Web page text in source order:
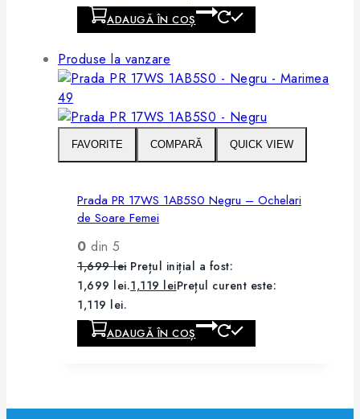
ADAUGĂ ÎN COȘ
Produse la vanzare
FAVORITE COMPARĂ QUICK VIEW
Prada PR 17WS 1AB5S0 Negru – Ochelari
de Soare Femei
0 din 5
1,699lei Prețul inițial a fost:
1,699 lei.1,119 leiPrețul curent este:
1,119 lei.
ADAUGĂ ÎN COȘ